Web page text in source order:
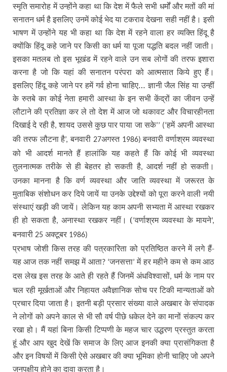
स्मृति समारोह में उन्होंने कहा था कि देश में फैले सभी धर्मों और मतों की मां
सनातन धर्म है इसलिए उनमें कोई भेद या टकराव देखना सही नहीं है। इसी
भाषण में उन्होंने यह भी कहा था कि देश में रहने वाला हर व्यक्ति हिंदू है
क्योंकि हिंदू कहे जाने पर किसी का धर्म या पूजा पद्धति बदल नहीं जाती।
इसका मतलब तो इस भूखंड में रहने वाले उन सब लोगों की तरफ इशारा
करना है जो कि यहां की सनातन परंपरा को आत्मसात किये हुए हैं।
इसलिए हिंदू कहे जाने पर हमें गर्व होना चाहिए… ज्ञानी जैल सिंह या उन्हीं
के रुतबे का कोई नेता हमारी आस्था के इन सभी केंद्रों का जीवन उन्हें
लौटाने की प्रतिज्ञा कर ले तो देश में आज जो थकावट और विचारहीनता
दिखाई दे रही है,शायद उससे कुछ पार पाया जा सके’’ (‘हमें अपनी आस्था
की तरफ लौटना है’,बनवारी 27अगस्त 1986)बनवारी वर्णाश्रम व्यवस्था
को भी आदर्श मानते हैं हालांकि यह कहते हैं कि कोई भी व्यवस्था
तुलनात्मक तरीके से ही बेहतर हो सकती है, आदर्श नहीं हो सकती।
उनका मानना है कि वर्ण व्यवस्था और जाति व्यवस्था में जरूरत के
मुताबिक संशोधन कर दिये जायें या उनके उद्देश्यों को पूरा करने वाली नयी
संस्थाएं खड़ी की जायें। लेकिन यह काम अपनी सभ्यता में आस्था रखकर
ही हो सकता है, अनास्था रखकर नहीं। (‘वर्णाश्रम व्यवस्था के मायने’,
बनवारी 25 अक्टूबर 1986)
प्रभाष जोशी किस तरह की पत्रकारिता को प्रतिष्ठित करने में लगे हैं-
यह आज तक नहीं समझ में आता? ‘जनसत्ता’में हर महीने कम से कम आठ
दस लेख इस तरह के आते ही रहते हैं जिनमें अंधविश्वासों,धर्म के नाम पर
चल रही मूर्खताओं और निहायत अवैज्ञानिक सोच पर टिकी मान्यताओं को
प्रचार दिया जाता है। इतनी बड़ी प्रसार संख्या वाले अखबार के संपादक
ने लोगों को अपने काल से भी सौ वर्ष पीछे धकेल देने का मानों संकल्प कर
रखा हो। मैं यहां बिना किसी टिप्पणी के महज चार उद्धरण प्रस्तुत करता
हूं और आप खुद देखें कि समाज के लिए आज इनकी क्या प्रासंगिकता है
और इन विषयों में किसी ऐसे अखबार की क्या भूमिका होनी चाहिए जो अपने
जनपक्षीय होने का दावा करता है।